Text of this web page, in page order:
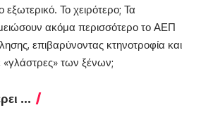
Το χειρότερο; Τα
ακόμα περισσότερο το ΑΕΠ
επιβαρύνοντας κτηνοτροφία και
των ξένων;
...